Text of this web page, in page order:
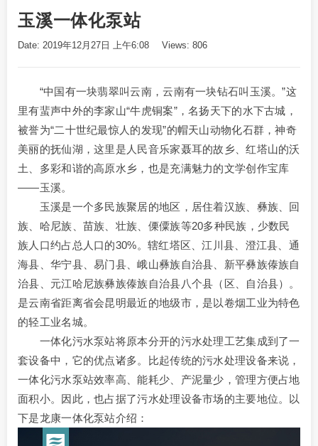
玉溪一体化泵站
Date: 2019年12月27日 上午6:08 Views: 806
“中国有一块翡翠叫云南，云南有一块钻石叫玉溪。”这
里有蜚声中外的李家山“牛虎铜案”，名扬天下的水下古城，
被誉为“二十世纪最惊人的发现”的帽天山动物化石群，神奇
美丽的抚仙湖，这里是人民音乐家聂耳的故乡、红塔山的沃
土、多彩和谐的高原水乡，也是充满魅力的文学创作宝库
——玉溪。
玉溪是一个多民族聚居的地区，居住着汉族、彝族、回
族、哈尼族、苗族、壮族、傈僳族等20多种民族，少数民
族人口约占总人口的30%。辖红塔区、江川县、澄江县、通
海县、华宁县、易门县、峨山彝族自治县、新平彝族傣族自
治县、元江哈尼族彝族傣族自治县八个县（区、自治县）。
是云南省距离省会昆明最近的地级市，是以卷烟工业为特色
的轻工业名城。
一体化污水泵站将原本分开的污水处理工艺集成到了一
套设备中，它的优点诸多。比起传统的污水处理设备来说，
一体化污水泵站效率高、能耗少、产泥量少，管理方便占地
面积小。因此，也占据了污水处理设备市场的主要地位。以
下是龙康一体化泵站介绍：